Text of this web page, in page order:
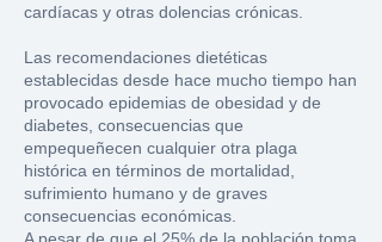
cardíacas y otras dolencias crónicas.
Las recomendaciones dietéticas
establecidas desde hace mucho tiempo han
provocado epidemias de obesidad y de
diabetes , consecuencias que
empequeñecen cualquier otra plaga
histórica en términos de mortalidad,
sufrimiento humano y de graves
consecuencias económicas.